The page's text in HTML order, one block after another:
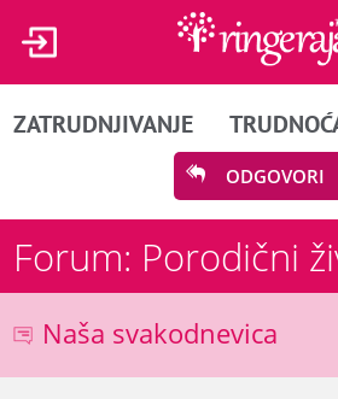
ZATRUDNJIVANJE
ODGOVORI
Forum: Porodični
Naša svakodnevica